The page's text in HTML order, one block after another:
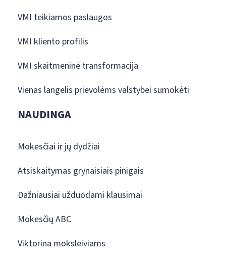
VMI teikiamos paslaugos
VMI kliento profilis
VMI skaitmeninė transformacija
Vienas langelis prievolėms valstybei sumokėti
NAUDINGA
Mokesčiai ir jų dydžiai
Atsiskaitymas grynaisiais pinigais
Dažniausiai užduodami klausimai
Mokesčių ABC
Viktorina moksleiviams